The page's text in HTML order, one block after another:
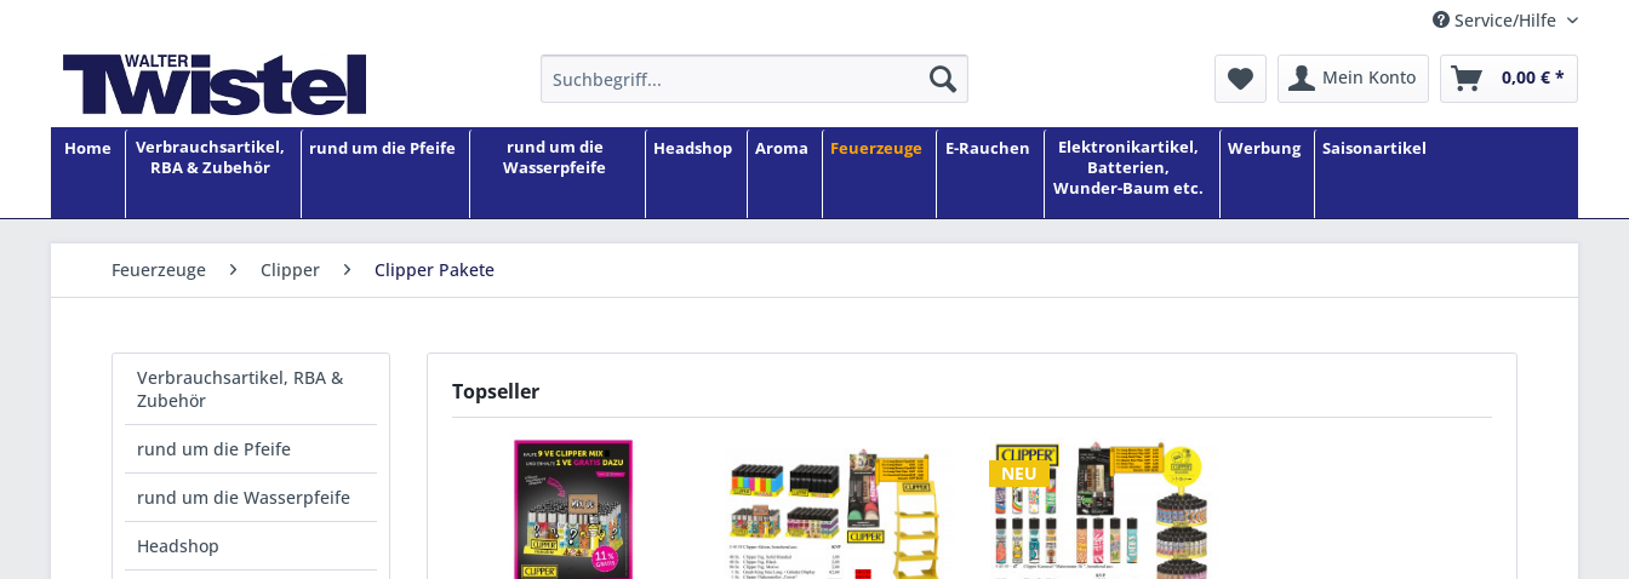
Service/Hilfe
Mein Konto 0,00 € *
Home
Verbrauchsartikel,
RBA & Zubehör
rund um die Pfeife
rund um die
Wasserpfeife
Headshop Aroma Feuerzeuge E-Rauchen
Elektronikartikel,
Batterien,
Wunder-Baum etc.
Werbung Saisonartikel
Feuerzeuge Clipper Clipper Pakete
Verbrauchsartikel, RBA &
Zubehör
rund um die Pfeife
rund um die Wasserpfeife
Headshop
Topseller
NEU